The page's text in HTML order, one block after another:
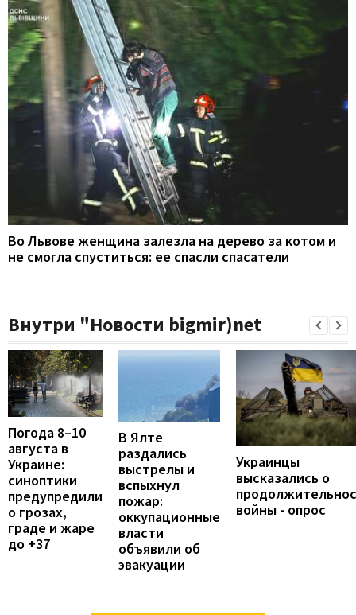
Во Львове женщина залезла на дерево за котом и
не смогла спуститься: ее спасли спасатели
Внутри "Новости bigmir)net
Погода 8–10
августа в
Украине:
синоптики
предупредили
о грозах,
граде и жаре
до +37
В Ялте
раздались
выстрелы и
вспыхнул
пожар:
оккупационные
власти
объявили об
эвакуации
Украинцы
высказались о
войны - опрос